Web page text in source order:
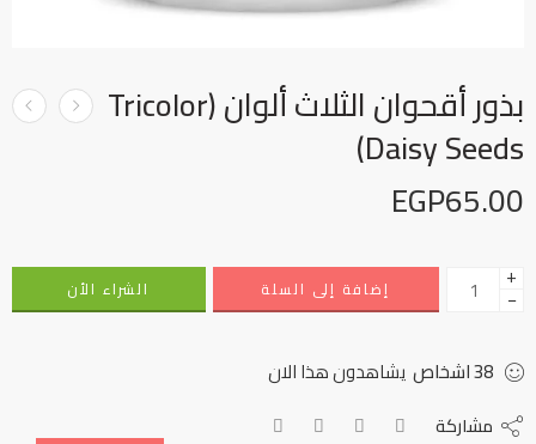
بذور أقحوان الثلاث ألوان (Tricolor
Daisy Seeds)
EGP65.00
+
− إضافة إلى السلة الشراء الأن
38اشخاص يشاهدون هذا الان
مشاركة